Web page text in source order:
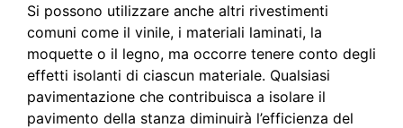
Si possono utilizzare anche altri rivestimenti
comuni come il vinile, i materiali laminati, la
moquette o il legno, ma occorre tenere conto degli
effetti isolanti di ciascun materiale. Qualsiasi
pavimentazione che contribuisca a isolare il
pavimento della stanza diminuirà l’efficienza del